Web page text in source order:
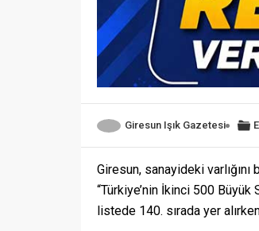
Giresun Işık Gazetesi
Giresun, sanayideki
“Türkiye’nin İkinci 500
listede 140. sırada yer